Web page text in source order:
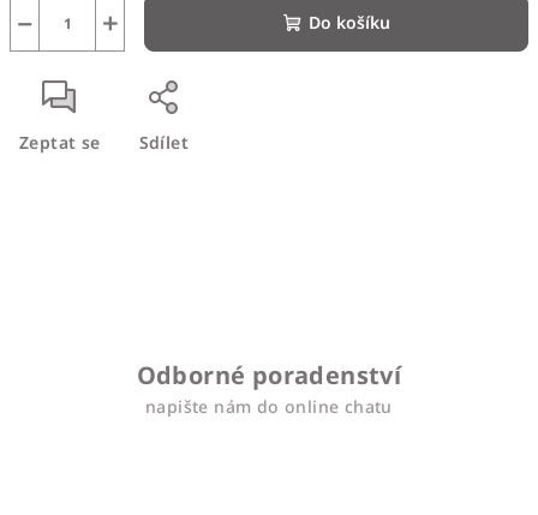
+
− Do košíku
Zeptat se Sdílet
Odborné poradenství
napište nám do online chatu